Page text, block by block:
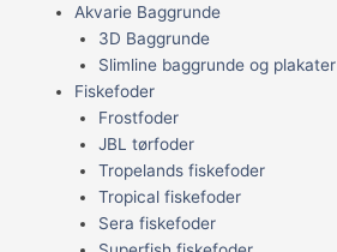
Akvarie Baggrunde
3D Baggrunde
Slimline baggrunde og plakater
Fiskefoder
Frostfoder
JBL tørfoder
Tropelands fiskefoder
Tropical fiskefoder
Sera fiskefoder